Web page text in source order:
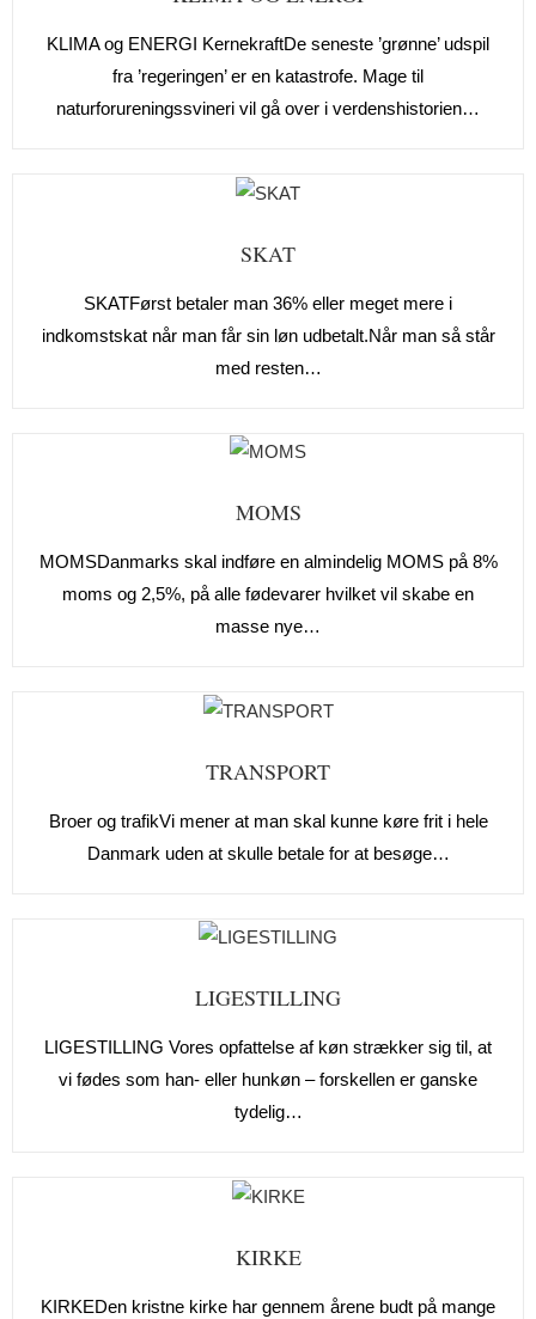
KLIMA og ENERGI KernekraftDe seneste ’grønne’ udspil
fra ’regeringen’ er en katastrofe. Mage til
naturforureningssvineri vil gå over i verdenshistorien…
SKAT
SKATFørst betaler man 36% eller meget mere i
indkomstskat når man får sin løn udbetalt.Når man så står
med resten…
MOMS
MOMSDanmarks skal indføre en almindelig MOMS på 8%
moms og 2,5%, på alle fødevarer hvilket vil skabe en
masse nye…
TRANSPORT
Broer og trafikVi mener at man skal kunne køre frit i hele
Danmark uden at skulle betale for at besøge…
LIGESTILLING
LIGESTILLING Vores opfattelse af køn strækker sig til, at
vi fødes som han- eller hunkøn – forskellen er ganske
tydelig…
KIRKE
KIRKEDen kristne kirke har gennem årene budt på mange